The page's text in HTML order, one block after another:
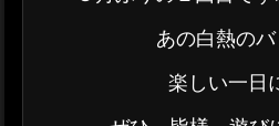
あの白熱の
楽しい一日